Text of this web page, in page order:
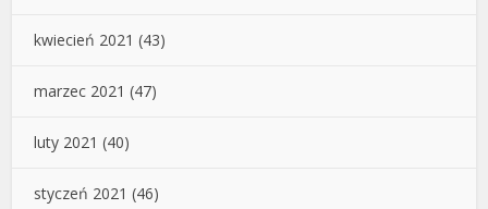
kwiecień 2021 (43)
marzec 2021 (47)
luty 2021 (40)
styczeń 2021 (46)